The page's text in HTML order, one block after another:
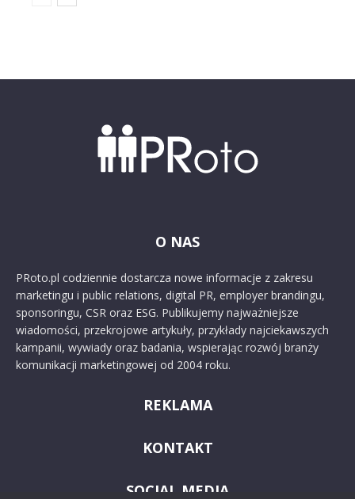
O NAS
PRoto.pl codziennie dostarcza nowe informacje z zakresu
marketingu i public relations, digital PR, employer brandingu,
sponsoringu, CSR oraz ESG. Publikujemy najważniejsze
wiadomości, przekrojowe artykuły, przykłady najciekawszych
kampanii, wywiady oraz badania, wspierając rozwój branży
komunikacji marketingowej od 2004 roku.
REKLAMA
KONTAKT
SOCIAL MEDIA